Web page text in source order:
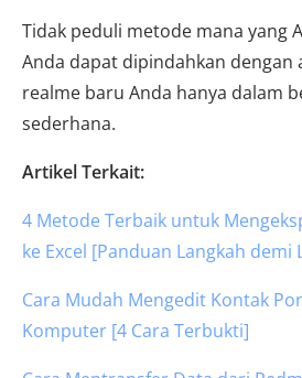
Tidak peduli metode mana yang
Anda dapat dipindahkan dengan
realme baru Anda hanya dalam
sederhana.
Artikel Terkait:
4 Metode Terbaik untuk
ke Excel [Panduan Langkah demi
Cara Mudah Mengedit Kontak
Komputer [4 Cara Terbukti]